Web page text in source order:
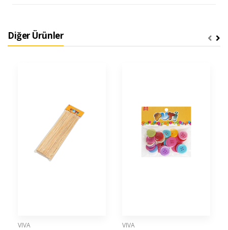
Diğer Ürünler
VIVA
VIVA